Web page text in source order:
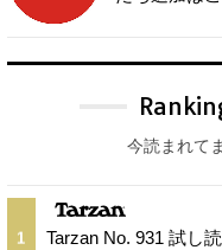
今読まれて
1 Tarzan No. 931 試し